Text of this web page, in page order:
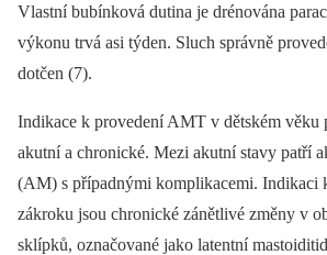
Vlastní bubínková dutina je drénována
výkonu trvá asi týden. Sluch správně
dotčen (7).
Indikace k provedení AMT v dětském věku
akutní a chronické. Mezi akutní stavy patří
(AM) s případnými komplikacemi. Indikaci
zákroku jsou chronické zánětlivé změny v
sklípků, označované jako latentní